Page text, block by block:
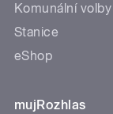
Komunální volby
Stanice
eShop
mujRozhlas